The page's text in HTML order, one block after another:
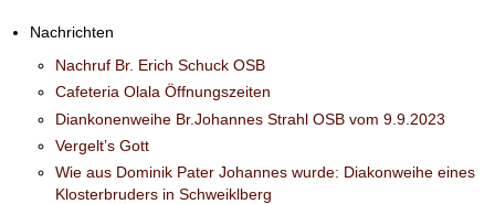
Nachrichten
Nachruf Br. Erich Schuck OSB
Cafeteria Olala Öffnungszeiten
Diankonenweihe Br.Johannes Strahl OSB vom 9.9.2023
Vergelt’s Gott
Wie aus Dominik Pater Johannes wurde: Diakonweihe eines
Klosterbruders in Schweiklberg